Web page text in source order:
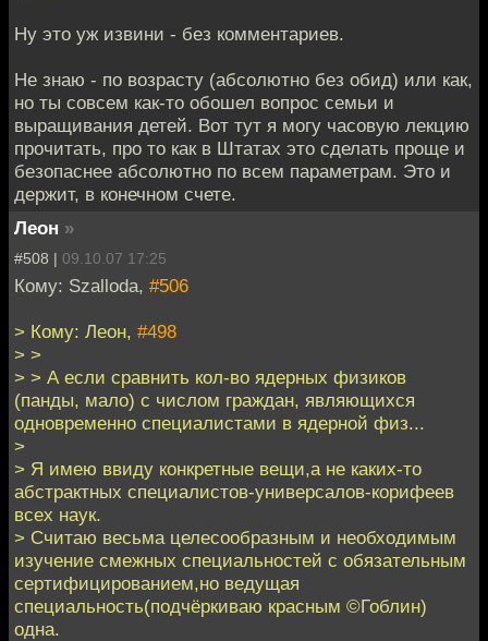
Ну это уж извини - без комментариев.
Не знаю - по возрасту (абсолютно без обид) или как,
но ты совсем как-то обошел вопрос семьи и
выращивания детей. Вот тут я могу часовую лекцию
прочитать, про то как в Штатах это сделать проще и
безопаснее абсолютно по всем параметрам. Это и
держит, в конечном счете.
Леон »
#508 | 09.10.07 17:25
Кому: Szalloda, #506
> Кому: Леон, #498
> >
> > А если сравнить кол-во ядерных физиков
(панды, мало) с числом граждан, являющихся
одновременно специалистами в ядерной физ...
>
> Я имею ввиду конкретные вещи,а не каких-то
абстрактных специалистов-универсалов-корифеев
всех наук.
> Считаю весьма целесообразным и необходимым
изучение смежных специальностей с обязательным
сертифицированием,но ведущая
специальность(подчёркиваю красным ©Гоблин)
одна.